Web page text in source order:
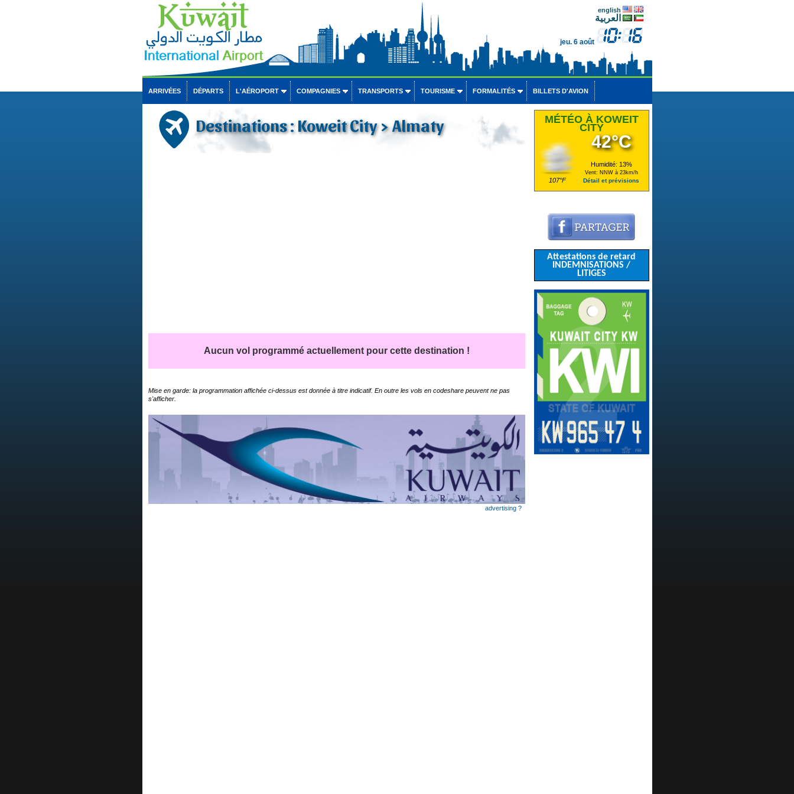
english
العربية
jeu. 6 août
ARRIVÉES DÉPARTS L'AÉROPORT COMPAGNIES TRANSPORTS TOURISME FORMALITÉS BILLETS D'AVION
Destinations : Koweit City > Almaty
Aucun vol programmé actuellement pour cette destination !
Mise en garde: la programmation affichée ci-dessus est donnée à titre indicatif. En outre les vols en codeshare peuvent ne pas
s'afficher.
advertising ?
MÉTÉO À KOWEIT
CITY
107°F
42°C
Humidité: 13%
Vent: NNW à 23km/h
Détail et prévisions
Attestations de retard
INDEMNISATIONS /
LITIGES